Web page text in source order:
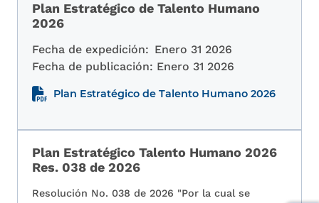
Plan Estratégico de Talento Humano
2026
Fecha de expedición: Enero 31 2026
Fecha de publicación: Enero 31 2026
Plan Estratégico de Talento Humano 2026
Plan Estratégico Talento Humano 2026
Res. 038 de 2026
Resolución No. 038 de 2026 "Por la cual se